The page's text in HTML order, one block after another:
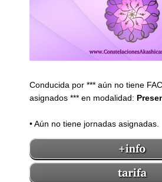
Conducida por *** aún no tiene
asignados *** en modalidad:
• Aún no tiene jornadas asignadas.